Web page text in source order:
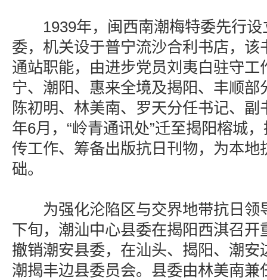
1939年，闽西南潮梅特委先行设
委，机关设于普宁流沙合利书店，该
通站职能，由进步党员刘夷白驻守工
宁、潮阳、惠来全境及揭阳、丰顺部
陈初明、林美南、罗天分任书记、
年6月，“岭青通讯处”迁至揭阳榕城
传工作、筹备出版抗日刊物，为本地
础。
为强化沦陷区与交界地带抗日领
下旬，潮汕中心县委在揭阳西淇召开
撤销潮安县委，在汕头、揭阳、潮安
潮揭丰边县委员会。县委由林美南兼